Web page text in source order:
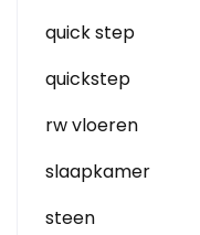
quick step
quickstep
rw vloeren
slaapkamer
steen